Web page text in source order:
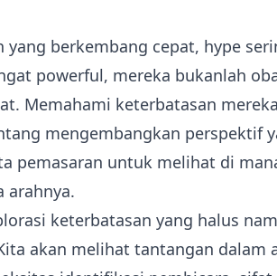
berkembang cepat, hype
powerful, mereka bukanlah
Memahami keterbatasan
mengembangkan perspektif
pemasaran untuk melihat di
arahnya.
keterbatasan yang halus
akan melihat tantangan dalam